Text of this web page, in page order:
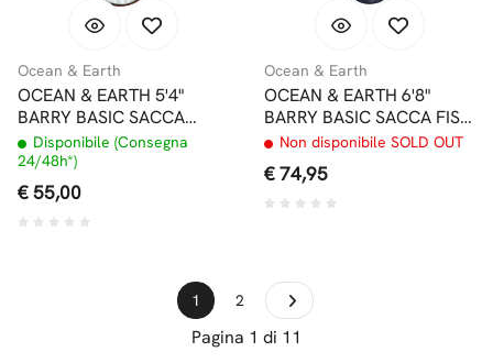
Ocean & Earth
OCEAN & EARTH 5'4"
BARRY BASIC SACCA
SHORTBOARD
Disponibile (Consegna
24/48h*)
€ 55,00
Ocean & Earth
OCEAN & EARTH 6'8"
BARRY BASIC SACCA FISH
FUNBOARD
Non disponibile SOLD OUT
€ 74,95
1 2
Pagina 1 di 11